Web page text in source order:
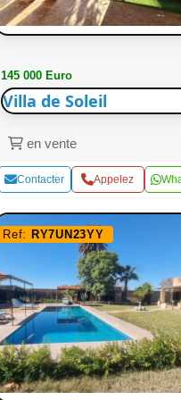
145 000 Euro
Villa de Soleil
en vente
Contacter Appelez
Ref: RY7UN23YY